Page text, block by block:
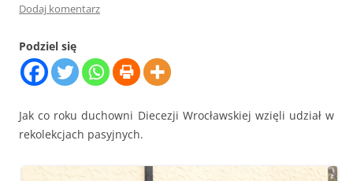
Dodaj komentarz
Podziel się
Jak co roku duchowni Diecezji Wrocławskiej wzięli udział w
rekolekcjach pasyjnych.